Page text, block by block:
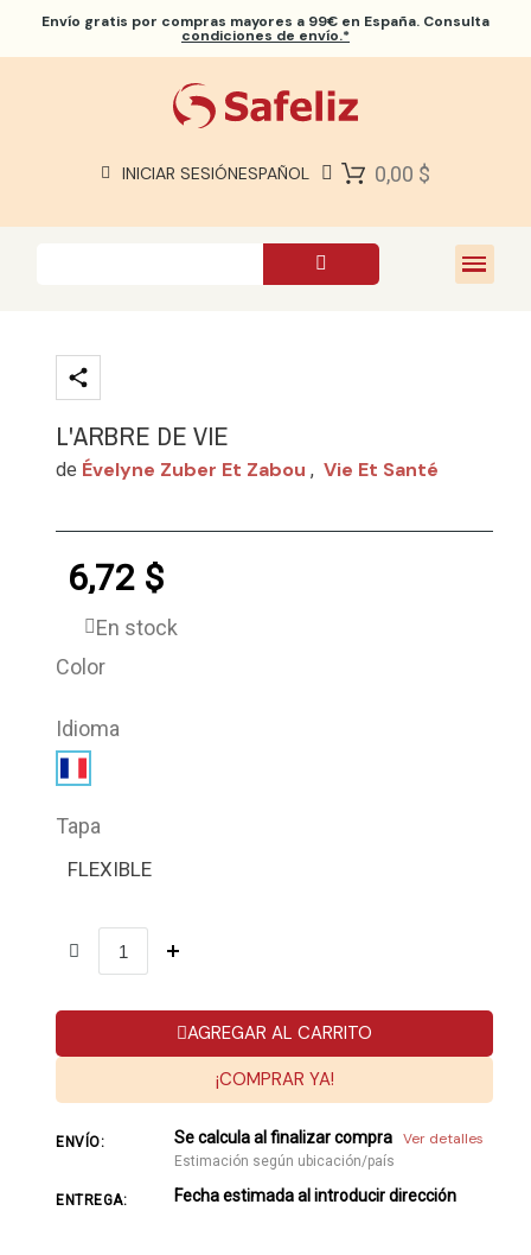
Envío gratis por compras mayores a 99€ en España. Consulta
condiciones de envío.*
INICIAR SESIÓNESPAÑOL 0,00 $
L'ARBRE DE VIE
de Évelyne Zuber Et Zabou , Vie Et Santé
6,72 $
En stock
Color
Idioma
Tapa
FLEXIBLE
AGREGAR AL CARRITO
¡COMPRAR YA!
ENVÍO: Se calcula al finalizar compra Ver detalles
Estimación según ubicación/país
ENTREGA: Fecha estimada al introducir dirección